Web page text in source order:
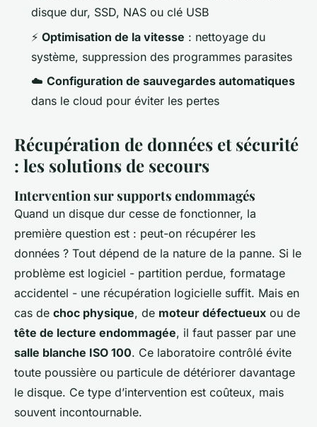
disque dur, SSD, NAS ou clé USB
⚡ Optimisation de la vitesse : nettoyage du
système, suppression des programmes parasites
☁️ Configuration de sauvegardes automatiques
dans le cloud pour éviter les pertes
Récupération de données et sécurité
: les solutions de secours
Intervention sur supports endommagés
Quand un disque dur cesse de fonctionner, la
première question est : peut-on récupérer les
données ? Tout dépend de la nature de la panne. Si le
problème est logiciel - partition perdue, formatage
accidentel - une récupération logicielle suffit. Mais en
cas de choc physique, de moteur défectueux ou de
tête de lecture endommagée, il faut passer par une
salle blanche ISO 100. Ce laboratoire contrôlé évite
toute poussière ou particule de détériorer davantage
le disque. Ce type d’intervention est coûteux, mais
souvent incontournable.